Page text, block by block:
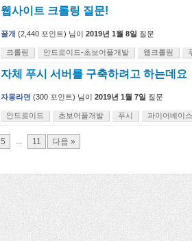
웹사이트 크롤링 질문!
꿀개 (2,440 포인트) 님이 2019년 1월 8일 질문
크롤링 안드로이드-초보어플개발 웹크롤링
자체 푸시 서버를 구축하려고 하는데요
자몽라면 (300 포인트) 님이 2019년 1월 7일 질문
안드로이드 초보어플개발 푸시 파이어베이스
5 ... 11 다음 »